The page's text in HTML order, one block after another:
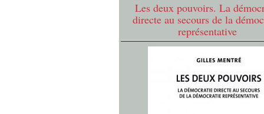
Les deux pouvoirs. La
directe au secours de la
représentative